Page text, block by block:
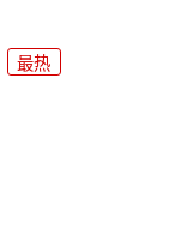
最热